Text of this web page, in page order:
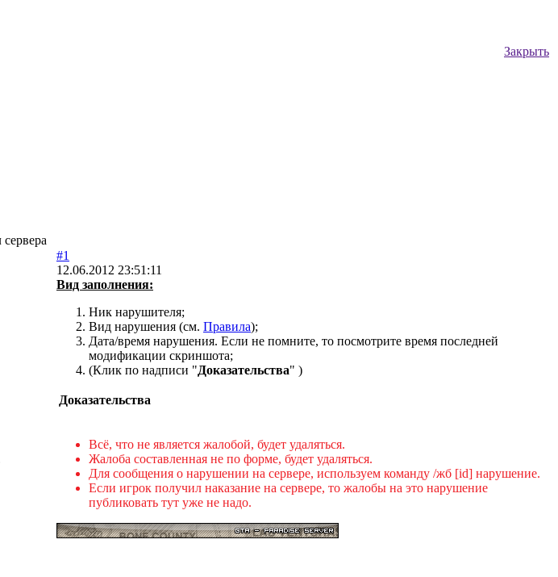
Закрыть
#1
12.06.2012 23:51:11
Вид заполнения:
Ник нарушителя;
Вид нарушения (см. Правила);
Дата/время нарушения. Если не помните, то посмотрите время последней
модификации скриншота;
(Клик по надписи "Доказательства" )
Доказательства
Всё, что не является жалобой, будет удаляться.
Жалоба составленная не по форме, будет удаляться.
Для сообщения о нарушении на сервере, используем команду /жб [id] нарушение.
Если игрок получил наказание на сервере, то жалобы на это нарушение
публиковать тут уже не надо.